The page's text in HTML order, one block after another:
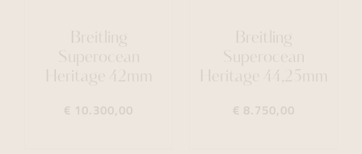
Breitling
Superocean
Heritage 42mm
€ 10.300,00
Breitling
Superocean
Heritage 44,25mm
€ 8.750,00